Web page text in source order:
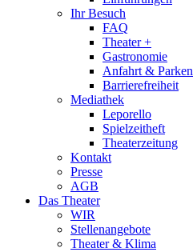
Ihr Besuch
FAQ
Theater +
Gastronomie
Anfahrt & Parken
Barrierefreiheit
Mediathek
Leporello
Spielzeitheft
Theaterzeitung
Kontakt
Presse
AGB
Das Theater
WIR
Stellenangebote
Theater & Klima